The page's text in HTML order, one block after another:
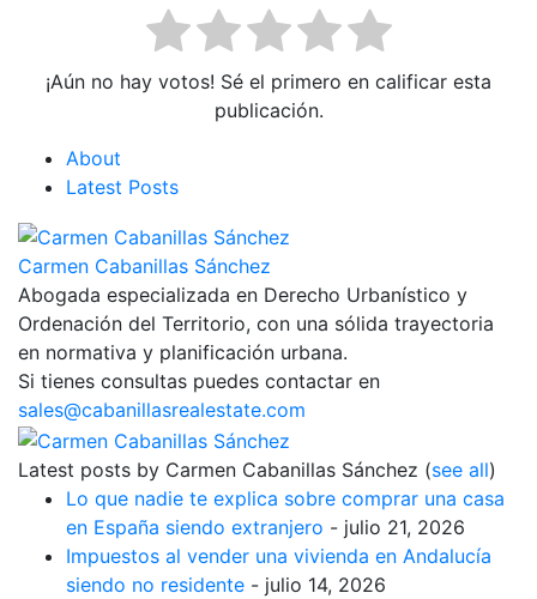
¡Aún no hay votos! Sé el primero en calificar esta
publicación.
About
Latest Posts
Carmen Cabanillas Sánchez
Abogada especializada en Derecho Urbanístico y
Ordenación del Territorio, con una sólida trayectoria
en normativa y planificación urbana.
Si tienes consultas puedes contactar en
sales@cabanillasrealestate.com
Latest posts by Carmen Cabanillas Sánchez (see all)
Lo que nadie te explica sobre comprar una casa
en España siendo extranjero - julio 21, 2026
Impuestos al vender una vivienda en Andalucía
siendo no residente - julio 14, 2026